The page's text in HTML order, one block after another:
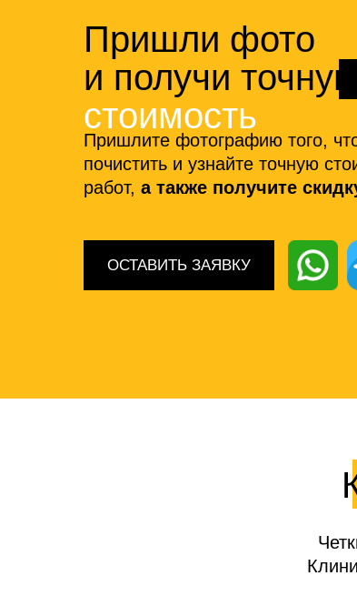
Пришлите фотографию того,
почистить и узнайте точную
работ, а также получите
Пришли фото
и получи точную
стоимость
ОСТАВИТЬ ЗАЯВКУ